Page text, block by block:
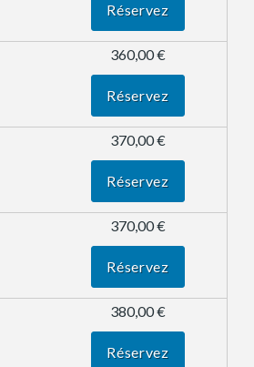
Réservez
360,00 €
Réservez
370,00 €
Réservez
370,00 €
Réservez
380,00 €
Réservez